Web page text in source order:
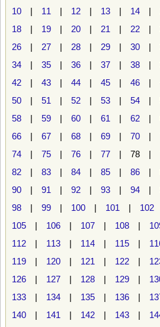
10 | 11 | 12 | 13 | 14 |
18 | 19 | 20 | 21 | 22 |
26 | 27 | 28 | 29 | 30 |
34 | 35 | 36 | 37 | 38 |
42 | 43 | 44 | 45 | 46 |
50 | 51 | 52 | 53 | 54 |
58 | 59 | 60 | 61 | 62 |
66 | 67 | 68 | 69 | 70 |
74 | 75 | 76 | 77 | 78 |
82 | 83 | 84 | 85 | 86 |
90 | 91 | 92 | 93 | 94 |
98 | 99 | 100 | 101 | 102
105 | 106 | 107 | 108 |
112 | 113 | 114 | 115 |
119 | 120 | 121 | 122 |
126 | 127 | 128 | 129 |
133 | 134 | 135 | 136 |
140 | 141 | 142 | 143 |